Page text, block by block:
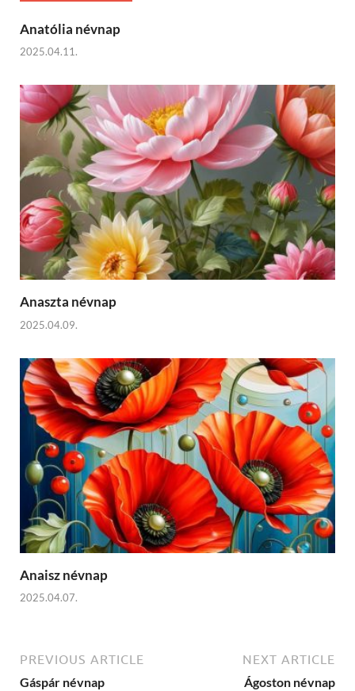
Anatólia névnap
2025.04.11.
Anaszta névnap
2025.04.09.
Anaisz névnap
2025.04.07.
PREVIOUS ARTICLE
Gáspár névnap
NEXT ARTICLE
Ágoston névnap